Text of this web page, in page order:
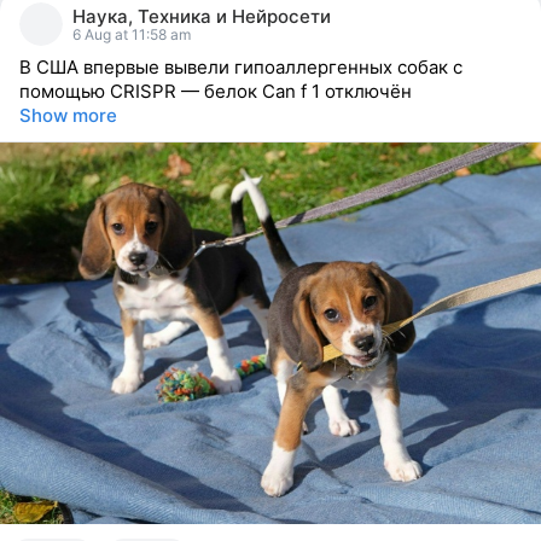
Наука, Техника и Нейросети
6 Aug at 11:58 am
В США впервые вывели гипоаллергенных собак с
помощью CRISPR — белок Can f 1 отключён
Show more